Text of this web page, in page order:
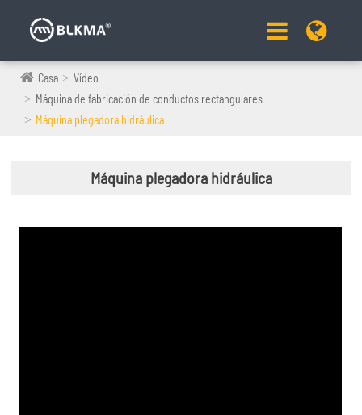
Casa
Vídeo
Máquina de fabricación de conductos rectangulares
Máquina plegadora hidráulica
Máquina plegadora hidráulica